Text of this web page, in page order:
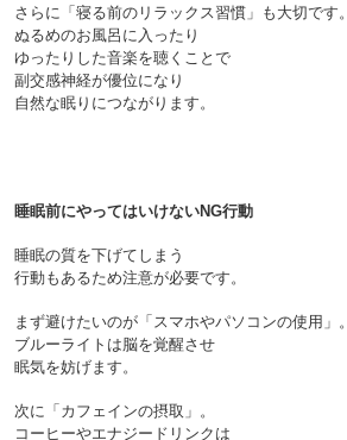
さらに「寝る前のリラックス習慣」も大切です。
ぬるめのお風呂に入ったり
ゆったりした音楽を聴くことで
副交感神経が優位になり
自然な眠りにつながります。
睡眠前にやってはいけないNG行動
睡眠の質を下げてしまう
行動もあるため注意が必要です。
まず避けたいのが「スマホやパソコンの使用」。
ブルーライトは脳を覚醒させ
眠気を妨げます。
次に「カフェインの摂取」。
コーヒーやエナジードリンクは